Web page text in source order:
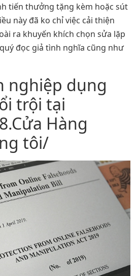
tiến thưởng tặng kèm hoặc sút
này đã ko chỉ việc cải thiện
ra khuyến khích chọn sửa lặp
đọc giả tình nghĩa cũng như
nghiệp dụng
trội tại
Hàng
tôi/